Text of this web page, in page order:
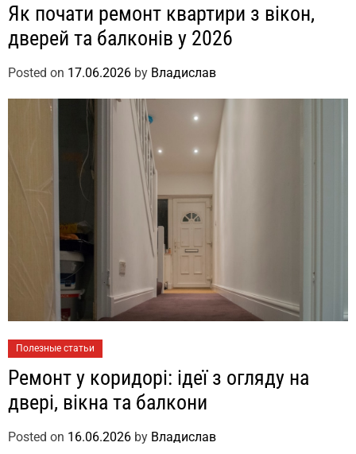
Як почати ремонт квартири з вікон,
дверей та балконів у 2026
Posted on 17.06.2026 by Владислав
Полезные статьи
Ремонт у коридорі: ідеї з огляду на
двері, вікна та балкони
Posted on 16.06.2026 by Владислав